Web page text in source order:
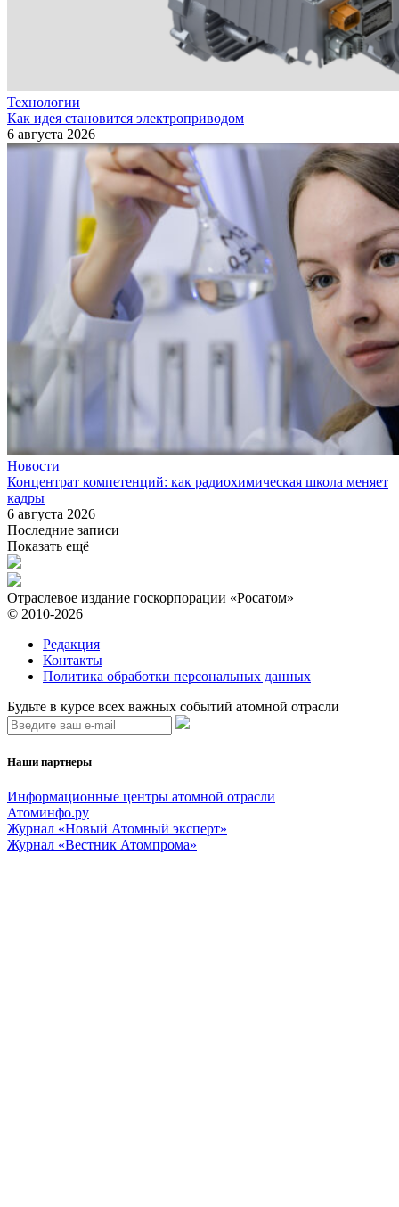
Технологии
Как идея становится электроприводом
6 августа 2026
Новости
Концентрат компетенций: как радиохимическая школа меняет
кадры
6 августа 2026
Последние записи
Показать ещё
Отраслевое издание госкорпорации «Росатом»
© 2010-2026
Редакция
Контакты
Политика обработки персональных данных
Будьте в курсе всех важных событий атомной отрасли
Наши партнеры
Информационные центры атомной отрасли
Атоминфо.ру
Журнал «Новый Атомный эксперт»
Журнал «Вестник Атомпрома»